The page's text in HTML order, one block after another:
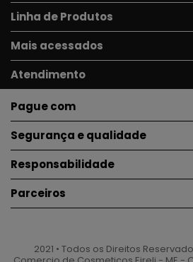
Linha de Produtos
Mais acessados
Atendimento
Pague com
Segurança e qualidade
Responsabilidade
Parceiros
2021 • Todos os Direitos